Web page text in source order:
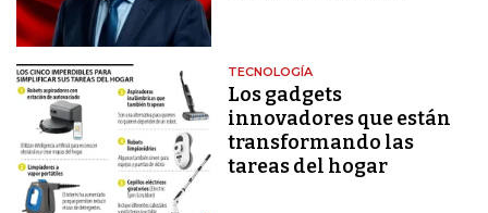
TECNOLOGÍA
Los gadgets
innovadores que están
transformando las
tareas del hogar